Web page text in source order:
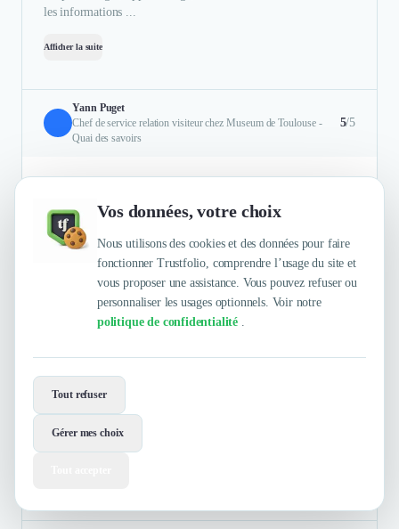
Vos données, votre choix
Nous utilisons des cookies et des données pour faire
fonctionner Trustfolio, comprendre l’usage du site et
vous proposer une assistance. Vous pouvez refuser ou
personnaliser les usages optionnels. Voir notre
politique de confidentialité .
Tout refuser
Gérer mes choix
les informations ...
Afficher la suite
Yann Puget
Chef de service relation visiteur chez Museum de Toulouse -
Quai des savoirs
5/5
connaissance des utilisateurs et de leur avis, une mesure de ces
éléments qui permet de ne pas être dans du ressenti mais dans
une information appuyée sur de la mesure factuelle. L'âge
moyen des visiteurs et le genre ne sont pas réellement
disponibles en billetterie. Ici ça l'est et les visiteurs sont libres
de donner ou non cette information : une vraie plus value.
Sunska Festival